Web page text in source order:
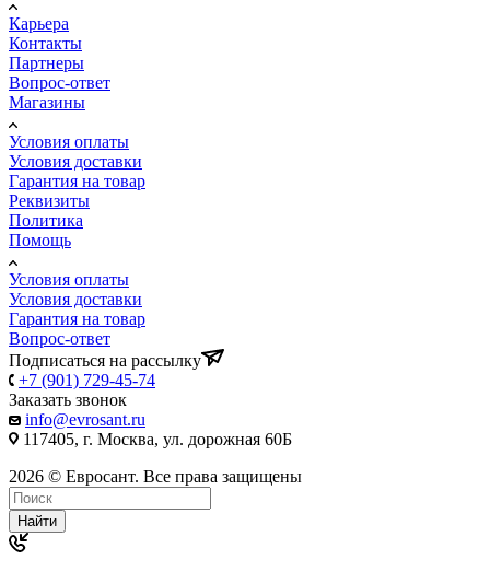
Карьера
Контакты
Партнеры
Вопрос-ответ
Магазины
Условия оплаты
Условия доставки
Гарантия на товар
Реквизиты
Политика
Помощь
Условия оплаты
Условия доставки
Гарантия на товар
Вопрос-ответ
Подписаться на рассылку
+7 (901) 729-45-74
Заказать звонок
info@evrosant.ru
117405, г. Москва, ул. дорожная 60Б
2026 © Евросант. Все права защищены
Найти